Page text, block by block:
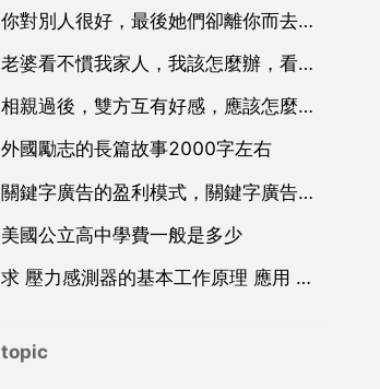
你對別人很好，最後她們卻離你而去。我們是朋友關係。這幾天老是想不開
老婆看不慣我家人，我該怎麼辦，看不慣丈母娘怎麼辦
相親過後，雙方互有好感，應該怎麼發展下次，怎麼約會，應該聊些什麼話題才能吸引到她
外國勵志的長篇故事2000字左右
關鍵字廣告的盈利模式，關鍵字廣告廣告
美國公立高中學費一般是多少
求 壓力感測器的基本工作原理 應用 和設計 方面的資料
topic